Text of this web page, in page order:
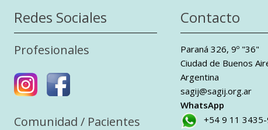
Redes Sociales
Profesionales
Comunidad / Pacientes
Contacto
Paraná 326, 9º "36"
Ciudad de Buenos
Argentina
sagij@sagij.org.ar
WhatsApp
+54 9 11 3435-